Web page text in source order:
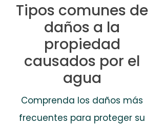
Tipos comunes de
daños a la
propiedad
causados ​​por el
agua
Comprenda los daños más
frecuentes para proteger su